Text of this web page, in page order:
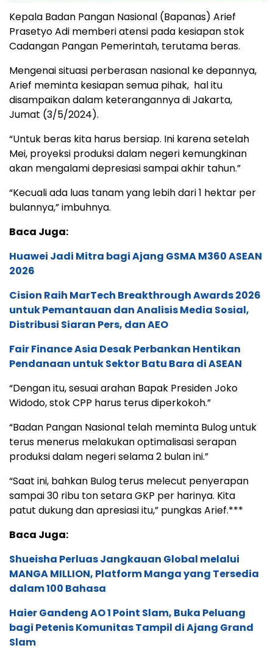
Kepala Badan Pangan Nasional (Bapanas) Arief
Prasetyo Adi memberi atensi pada kesiapan stok
Cadangan Pangan Pemerintah, terutama beras.
Mengenai situasi perberasan nasional ke depannya,
Arief meminta kesiapan semua pihak, hal itu
disampaikan dalam keterangannya di Jakarta,
Jumat (3/5/2024).
“Untuk beras kita harus bersiap. Ini karena setelah
Mei, proyeksi produksi dalam negeri kemungkinan
akan mengalami depresiasi sampai akhir tahun.”
“Kecuali ada luas tanam yang lebih dari 1 hektar per
bulannya,” imbuhnya.
Baca Juga:
Huawei Jadi Mitra bagi Ajang GSMA M360 ASEAN
2026
Cision Raih MarTech Breakthrough Awards 2026
untuk Pemantauan dan Analisis Media Sosial,
Distribusi Siaran Pers, dan AEO
Fair Finance Asia Desak Perbankan Hentikan
Pendanaan untuk Sektor Batu Bara di ASEAN
“Dengan itu, sesuai arahan Bapak Presiden Joko
Widodo, stok CPP harus terus diperkokoh.”
“Badan Pangan Nasional telah meminta Bulog untuk
terus menerus melakukan optimalisasi serapan
produksi dalam negeri selama 2 bulan ini.”
“Saat ini, bahkan Bulog terus melecut penyerapan
sampai 30 ribu ton setara GKP per harinya. Kita
patut dukung dan apresiasi itu,” pungkas Arief.***
Baca Juga:
Shueisha Perluas Jangkauan Global melalui
MANGA MILLION, Platform Manga yang Tersedia
dalam 100 Bahasa
Haier Gandeng AO 1 Point Slam, Buka Peluang
bagi Petenis Komunitas Tampil di Ajang Grand
Slam